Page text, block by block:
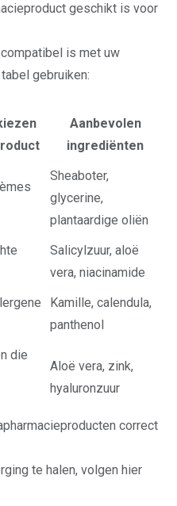
geschikt is voor
is met uw
gebruiken:
Aanbevolen
ingrediënten
Sheaboter,
glycerine,
plantaardige oliën
Salicylzuur, aloë
vera, niacinamide
Kamille, calendula,
panthenol
die
Aloë vera, zink,
hyaluronzuur
correct
te halen, volgen hier